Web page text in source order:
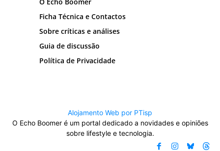
Ficha Técnica e Contactos
Sobre críticas e análises
Guia de discussão
Política de Privacidade
Alojamento Web por PTisp
O Echo Boomer é um portal dedicado a novidades e opiniões
sobre lifestyle e tecnologia.